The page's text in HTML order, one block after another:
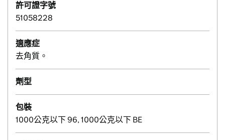
許可證字號
51058228
適應症
去角質。
劑型
包裝
1000公克以下 96, 1000公克以下 BE